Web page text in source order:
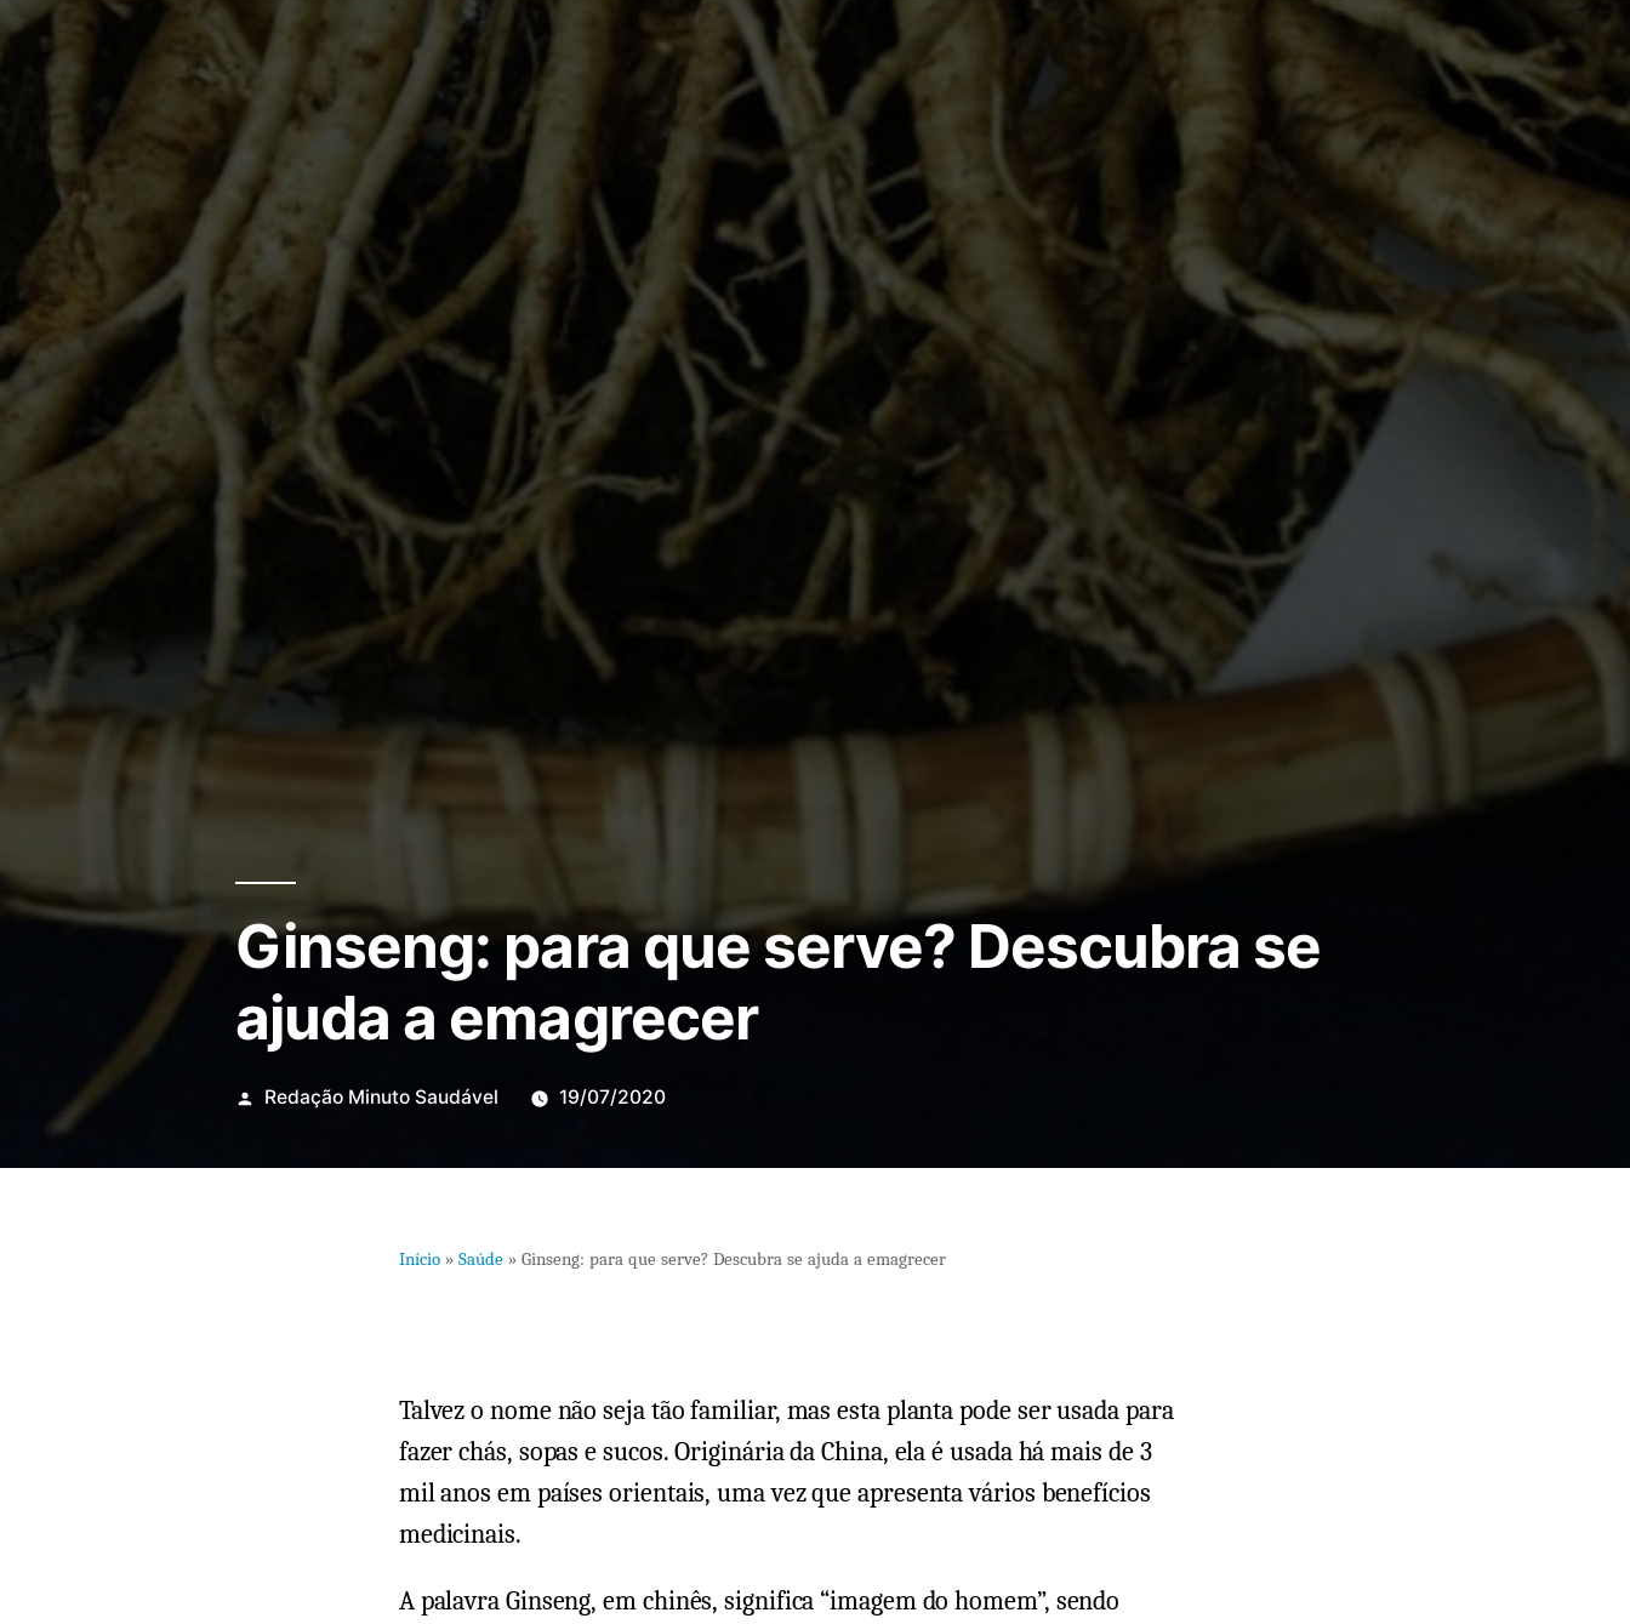
Ginseng: para que serve? Descubra se
ajuda a emagrecer
Redação Minuto Saudável 19/07/2020
Início» Saúde» Ginseng: para que serve? Descubra se ajuda a emagrecer
Talvez o nome não seja tão familiar, mas esta planta pode ser usada para
fazer chás, sopas e sucos. Originária da China, ela é usada há mais de 3
mil anos em países orientais, uma vez que apresenta vários benefícios
medicinais.
A palavra Ginseng, em chinês, significa “imagem do homem”, sendo